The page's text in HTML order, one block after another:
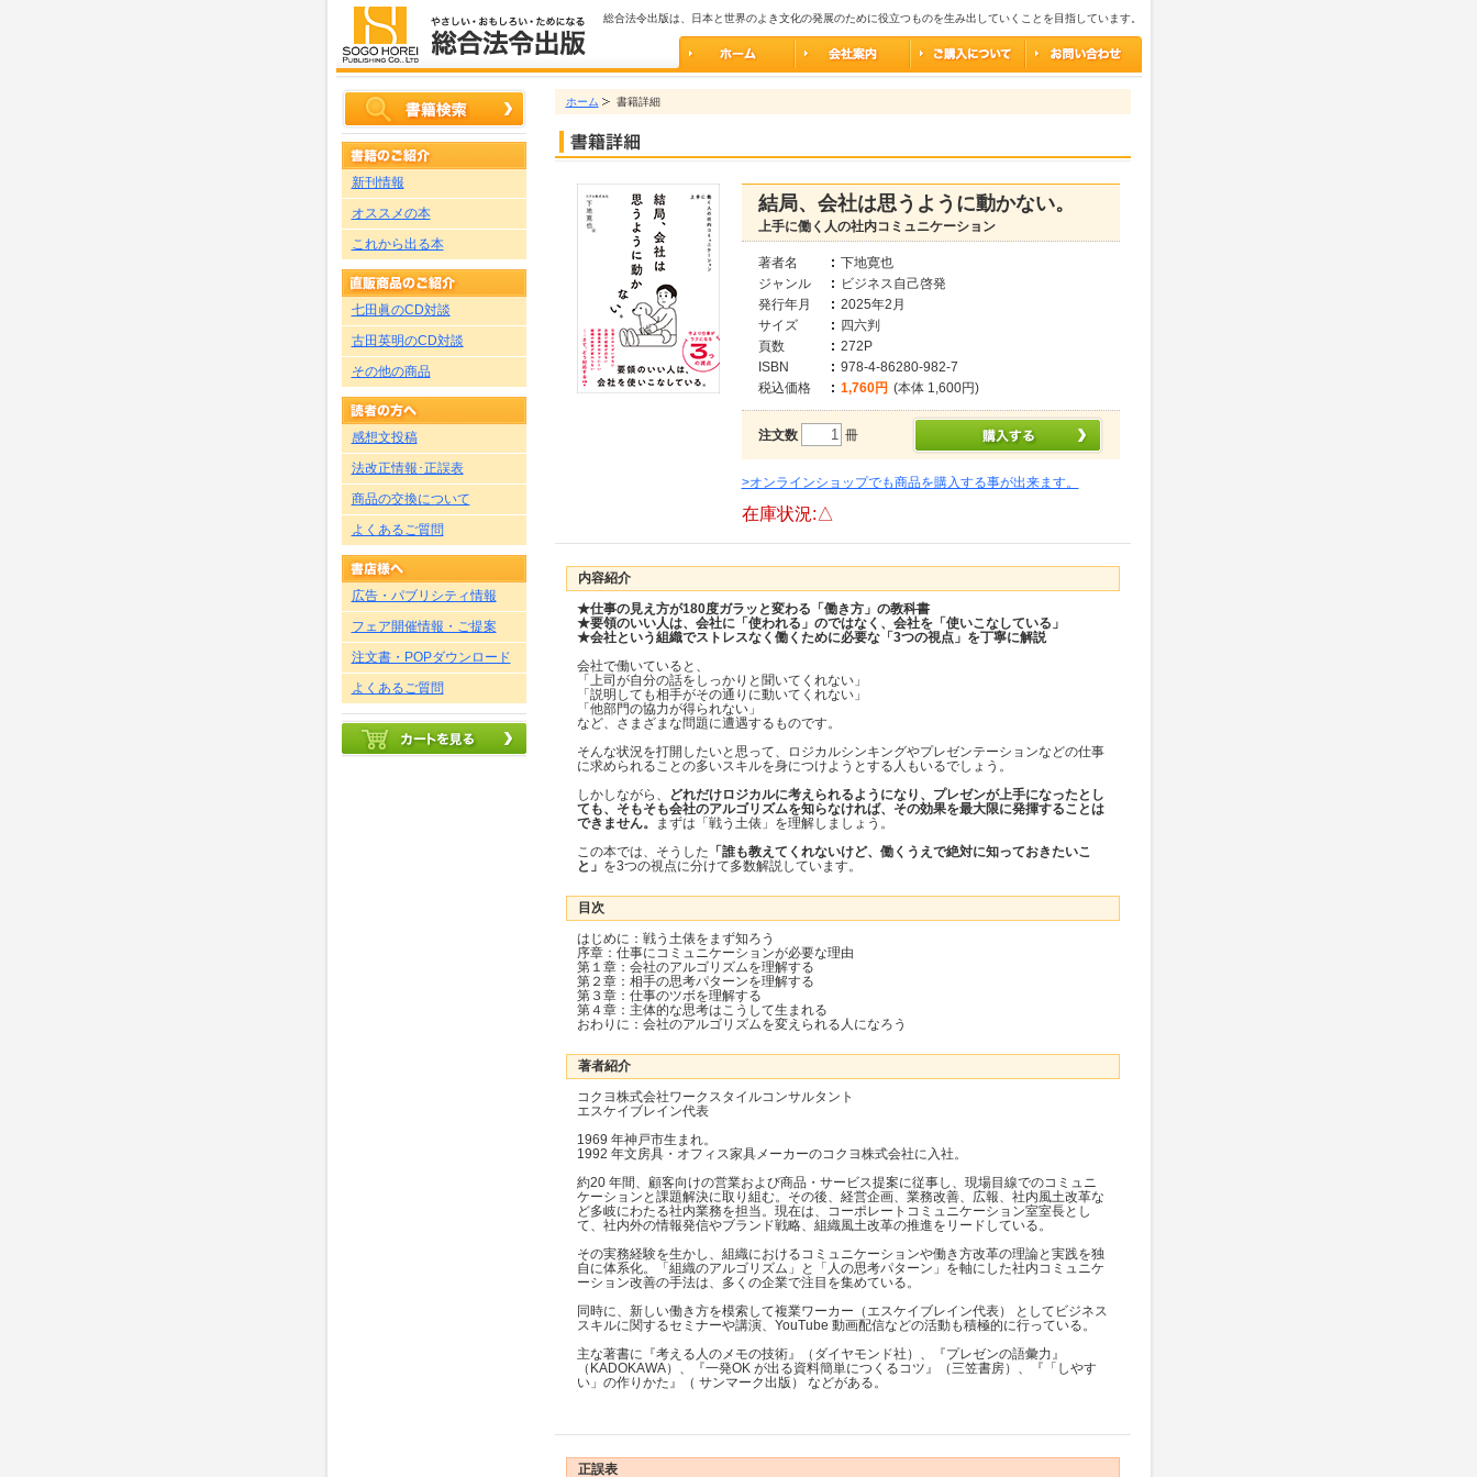
総合法令出版は、日本と世界のよき文化の発展のために役立つものを生み出していくことを目指しています。
ホーム 書籍詳細
結局、会社は思うように動かない。
上手に働く人の社内コミュニケーション
著者名
下地寛也
ジャンル
ビジネス自己啓発
発行年月
2025年2月
サイズ
四六判
頁数
272P
ISBN
978-4-86280-982-7
税込価格
1,760円 (本体 1,600円)
注文数 冊
>オンラインショップでも商品を購入する事が出来ます。
在庫状況:△
内容紹介
★仕事の見え方が180度ガラッと変わる「働き方」の教科書
★要領のいい人は、会社に「使われる」のではなく、会社を「使いこなしている」
★会社という組織でストレスなく働くために必要な「3つの視点」を丁寧に解説
会社で働いていると、
「上司が自分の話をしっかりと聞いてくれない」
「説明しても相手がその通りに動いてくれない」
「他部門の協力が得られない」
など、さまざまな問題に遭遇するものです。
そんな状況を打開したいと思って、ロジカルシンキングやプレゼンテーションなどの仕事
に求められることの多いスキルを身につけようとする人もいるでしょう。
しかしながら、
どれだけロジカルに考えられるようになり、プレゼンが上手になったとし
ても、そもそも会社のアルゴリズムを知らなければ、その効果を最大限に発揮することは
できません。
まずは「戦う土俵」を理解しましょう。
この本では、そうした 「誰も教えてくれないけど、働くうえで絶対に知っておきたいこ
と」 を3つの視点に分けて多数解説しています。
目次
はじめに：戦う土俵をまず知ろう
序章：仕事にコミュニケーションが必要な理由
第１章：会社のアルゴリズムを理解する
第２章：相手の思考パターンを理解する
第３章：仕事のツボを理解する
第４章：主体的な思考はこうして生まれる
おわりに：会社のアルゴリズムを変えられる人になろう
著者紹介
コクヨ株式会社ワークスタイルコンサルタント
エスケイブレイン代表
1969 年神戸市生まれ。
1992 年文房具・オフィス家具メーカーのコクヨ株式会社に入社。
約20 年間、顧客向けの営業および商品・サービス提案に従事し、現場目線でのコミュニ
ケーションと課題解決に取り組む。その後、経営企画、業務改善、広報、社内風土改革な
ど多岐にわたる社内業務を担当。現在は、コーポレートコミュニケーション室室長とし
て、社内外の情報発信やブランド戦略、組織風土改革の推進をリードしている。
その実務経験を生かし、組織におけるコミュニケーションや働き方改革の理論と実践を独
自に体系化。「組織のアルゴリズム」と「人の思考パターン」を軸にした社内コミュニケ
ーション改善の手法は、多くの企業で注目を集めている。
同時に、新しい働き方を模索して複業ワーカー（エスケイブレイン代表） としてビジネス
スキルに関するセミナーや講演、YouTube 動画配信などの活動も積極的に行っている。
主な著書に『考える人のメモの技術』（ダイヤモンド社）、『プレゼンの語彙力』
（KADOKAWA）、『一発OK が出る資料簡単につくるコツ』（三笠書房）、『「しやす
い」の作りかた』（ サンマーク出版） などがある。
正誤表
新刊情報
オススメの本
これから出る本
七田眞のCD対談
古田英明のCD対談
その他の商品
感想文投稿
法改正情報･正誤表
商品の交換について
よくあるご質問
広告・パブリシティ情報
フェア開催情報・ご提案
注文書・POPダウンロード
よくあるご質問